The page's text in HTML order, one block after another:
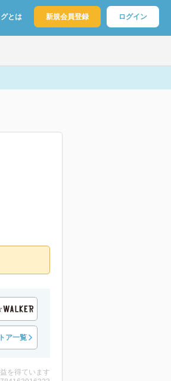
とは 新規会員登録 ログイン
ア一覧
を得ています